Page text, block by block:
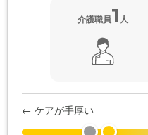
介護職員1 人
← ケアが手厚い